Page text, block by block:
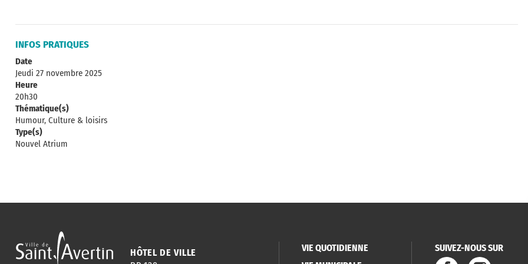
INFOS PRATIQUES
Date
Jeudi 27 novembre 2025
Heure
20h30
Thématique(s)
Humour, Culture & loisirs
Type(s)
Nouvel Atrium
HÔTEL DE VILLE
VIE QUOTIDIENNE
SUIVEZ-NOUS SUR